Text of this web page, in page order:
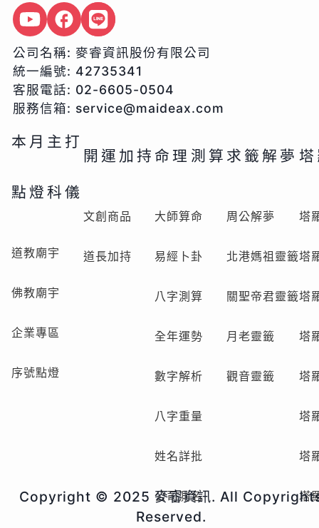
公司名稱: 麥睿資訊股份有限公司
統一編號: 42735341
客服電話: 02-6605-0504
服務信箱: service@maideax.com
本月主打
點燈科儀
道教廟宇
佛教廟宇
企業專區
序號點燈
開運加持
文創商品
道長加持
命理測算
大師算命
易經卜卦
八字測算
全年運勢
數字解析
八字重量
姓名詳批
公司測名
求籤解夢
周公解夢
北港媽祖靈籤
關聖帝君靈籤
月老靈籤
觀音靈籤
塔
塔
塔
塔
塔
塔
塔
塔
Copyright © 2025 麥睿資訊. All
Reserved.